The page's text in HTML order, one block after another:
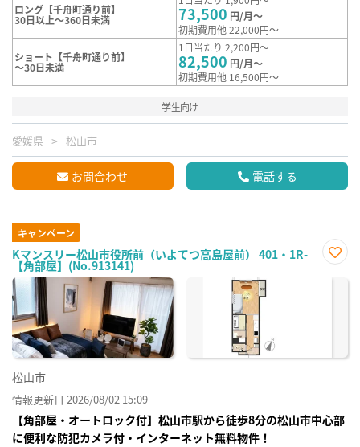
ロング【千舟町通り前】
30日以上～360日未満 73,500 円/月～
初期費用他 22,000円～
ショート【千舟町通り前】
～30日未満
1日当たり 2,200円～
82,500 円/月～
初期費用他 16,500円～
学生向け
愛媛県 松山市
お問合わせ 電話する
キャンペーン
Kマンスリー松山市役所前（いよてつ高島屋前） 401・1R-
【角部屋】(No.913141)
に入
松山市
情報更新日 2026/08/02 15:09
【角部屋・オートロック付】松山市駅から徒歩8分の松山市中心部
に便利な防犯カメラ付・インターネット無料物件！